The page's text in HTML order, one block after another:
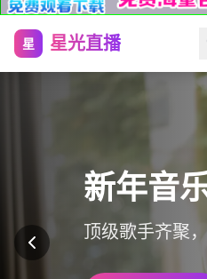
星 星光直播
新年音
顶级歌手齐聚